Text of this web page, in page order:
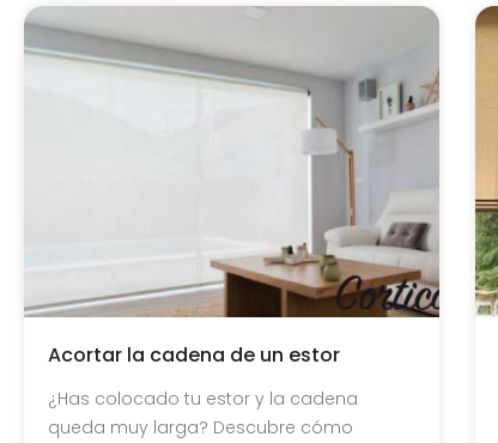
Acortar la cadena de un estor
¿Has colocado tu estor y la cadena
queda muy larga? Descubre cómo